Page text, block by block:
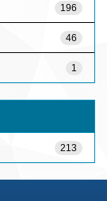
196
46
1
213